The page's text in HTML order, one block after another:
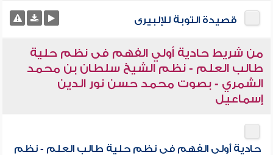
قصيدة التوبة للإلبيرى
من شريط حادية أولي الفهم فى نظم حلية
طالب العلم - نظم الشيخ سلطان بن محمد
الشمري - بصوت محمد حسن نور الدين
إسماعيل
حادية أولي الفهم فى نظم حلية طالب العلم - نظم